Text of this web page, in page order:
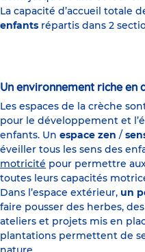
La capacité d’accueil totale
enfants répartis dans 2
Un environnement riche en
Les espaces de la crèche
pour le développement et
enfants. Un espace zen /
éveiller tous les sens des
motricité pour permettre
toutes leurs capacités
Dans l’espace extérieur, un
faire pousser des herbes,
ateliers et projets mis en
plantations permettent de